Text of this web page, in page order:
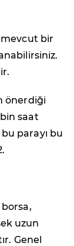
bir
önerdiği
saat
parayı bu
borsa,
uzun
Genel